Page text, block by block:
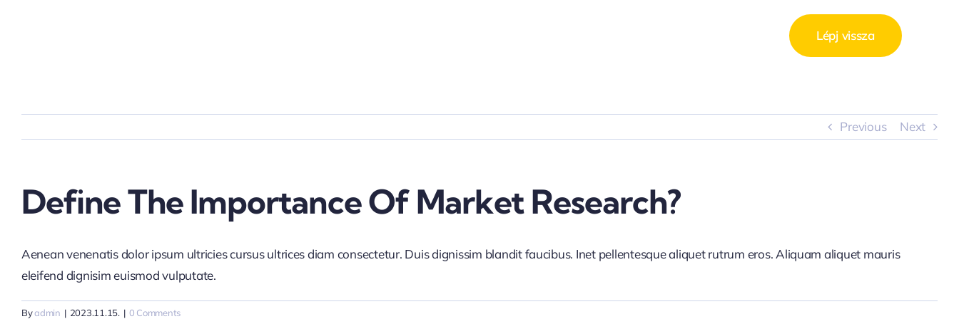
Lépj vissza
Previous Next
Define The Importance Of Market Research?
Aenean venenatis dolor ipsum ultricies cursus ultrices diam consectetur. Duis dignissim blandit faucibus. Inet pellentesque aliquet rutrum eros. Aliquam aliquet mauris
eleifend dignisim euismod vulputate.
Byadmin | 2023.11.15. | 0 Comments